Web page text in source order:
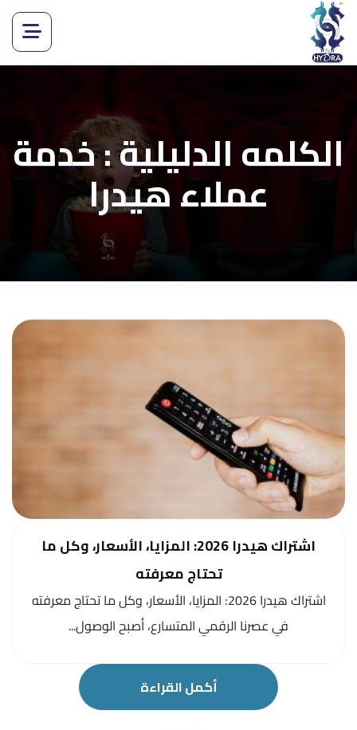
الكلمه الدليلية : خدمة
عملاء هيدرا
اشتراك هيدرا 2026: المزايا، الأسعار، وكل ما
تحتاج معرفته
اشتراك هيدرا 2026: المزايا، الأسعار، وكل ما تحتاج معرفته
في عصرنا الرقمي المتسارع، أصبح الوصول...
أكمل القراءة